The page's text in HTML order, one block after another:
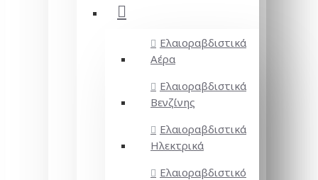
Ελαιοραβδιστικά
Αέρα
Ελαιοραβδιστικά
Βενζίνης
Ελαιοραβδιστικά
Ηλεκτρικά
Ελαιοραβδιστικό